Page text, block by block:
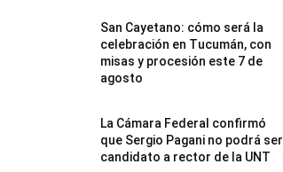
San Cayetano: cómo será la
celebración en Tucumán, con
misas y procesión este 7 de
agosto
La Cámara Federal confirmó
que Sergio Pagani no podrá ser
candidato a rector de la UNT